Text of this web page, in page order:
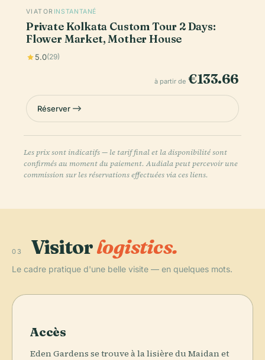
VIATOR INSTANTANÉ
Private Kolkata Custom Tour 2 Days:
Flower Market, Mother House
5.0(29)
à partir de €133.66
Réserver
Les prix sont indicatifs — le tarif final et la disponibilité sont
confirmés au moment du paiement. Audiala peut percevoir une
commission sur les réservations effectuées via ces liens.
03 Visitorlogistics.
Le cadre pratique d'une belle visite — en quelques mots.
Accès
Eden Gardens se trouve à la lisière du Maidan et